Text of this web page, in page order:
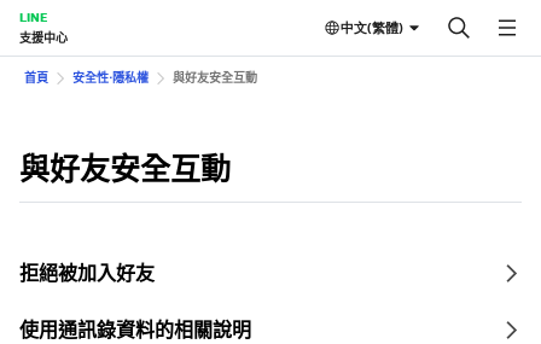
LINE
支援中心
中文(繁體)
首頁 安全性⋅隱私權 與好友安全互動
與好友安全互動
拒絕被加入好友
使用通訊錄資料的相關說明